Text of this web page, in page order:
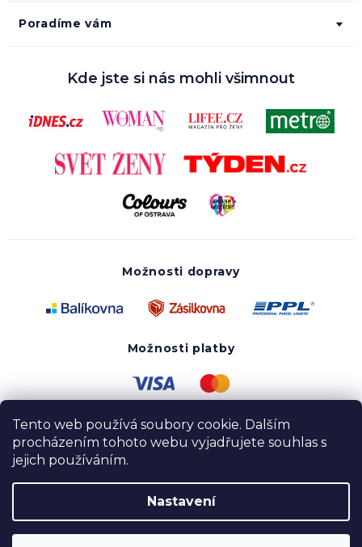
Tento web používá soubory cookie. Dalším
procházením tohoto webu vyjadřujete souhlas s
jejich používáním.
Nastavení
Poradíme vám
Kde jste si nás mohli všimnout
Možnosti dopravy
Možnosti platby
Copyright 2020 - 2026 UTOPY wear. Všechna práva
vyhrazena.